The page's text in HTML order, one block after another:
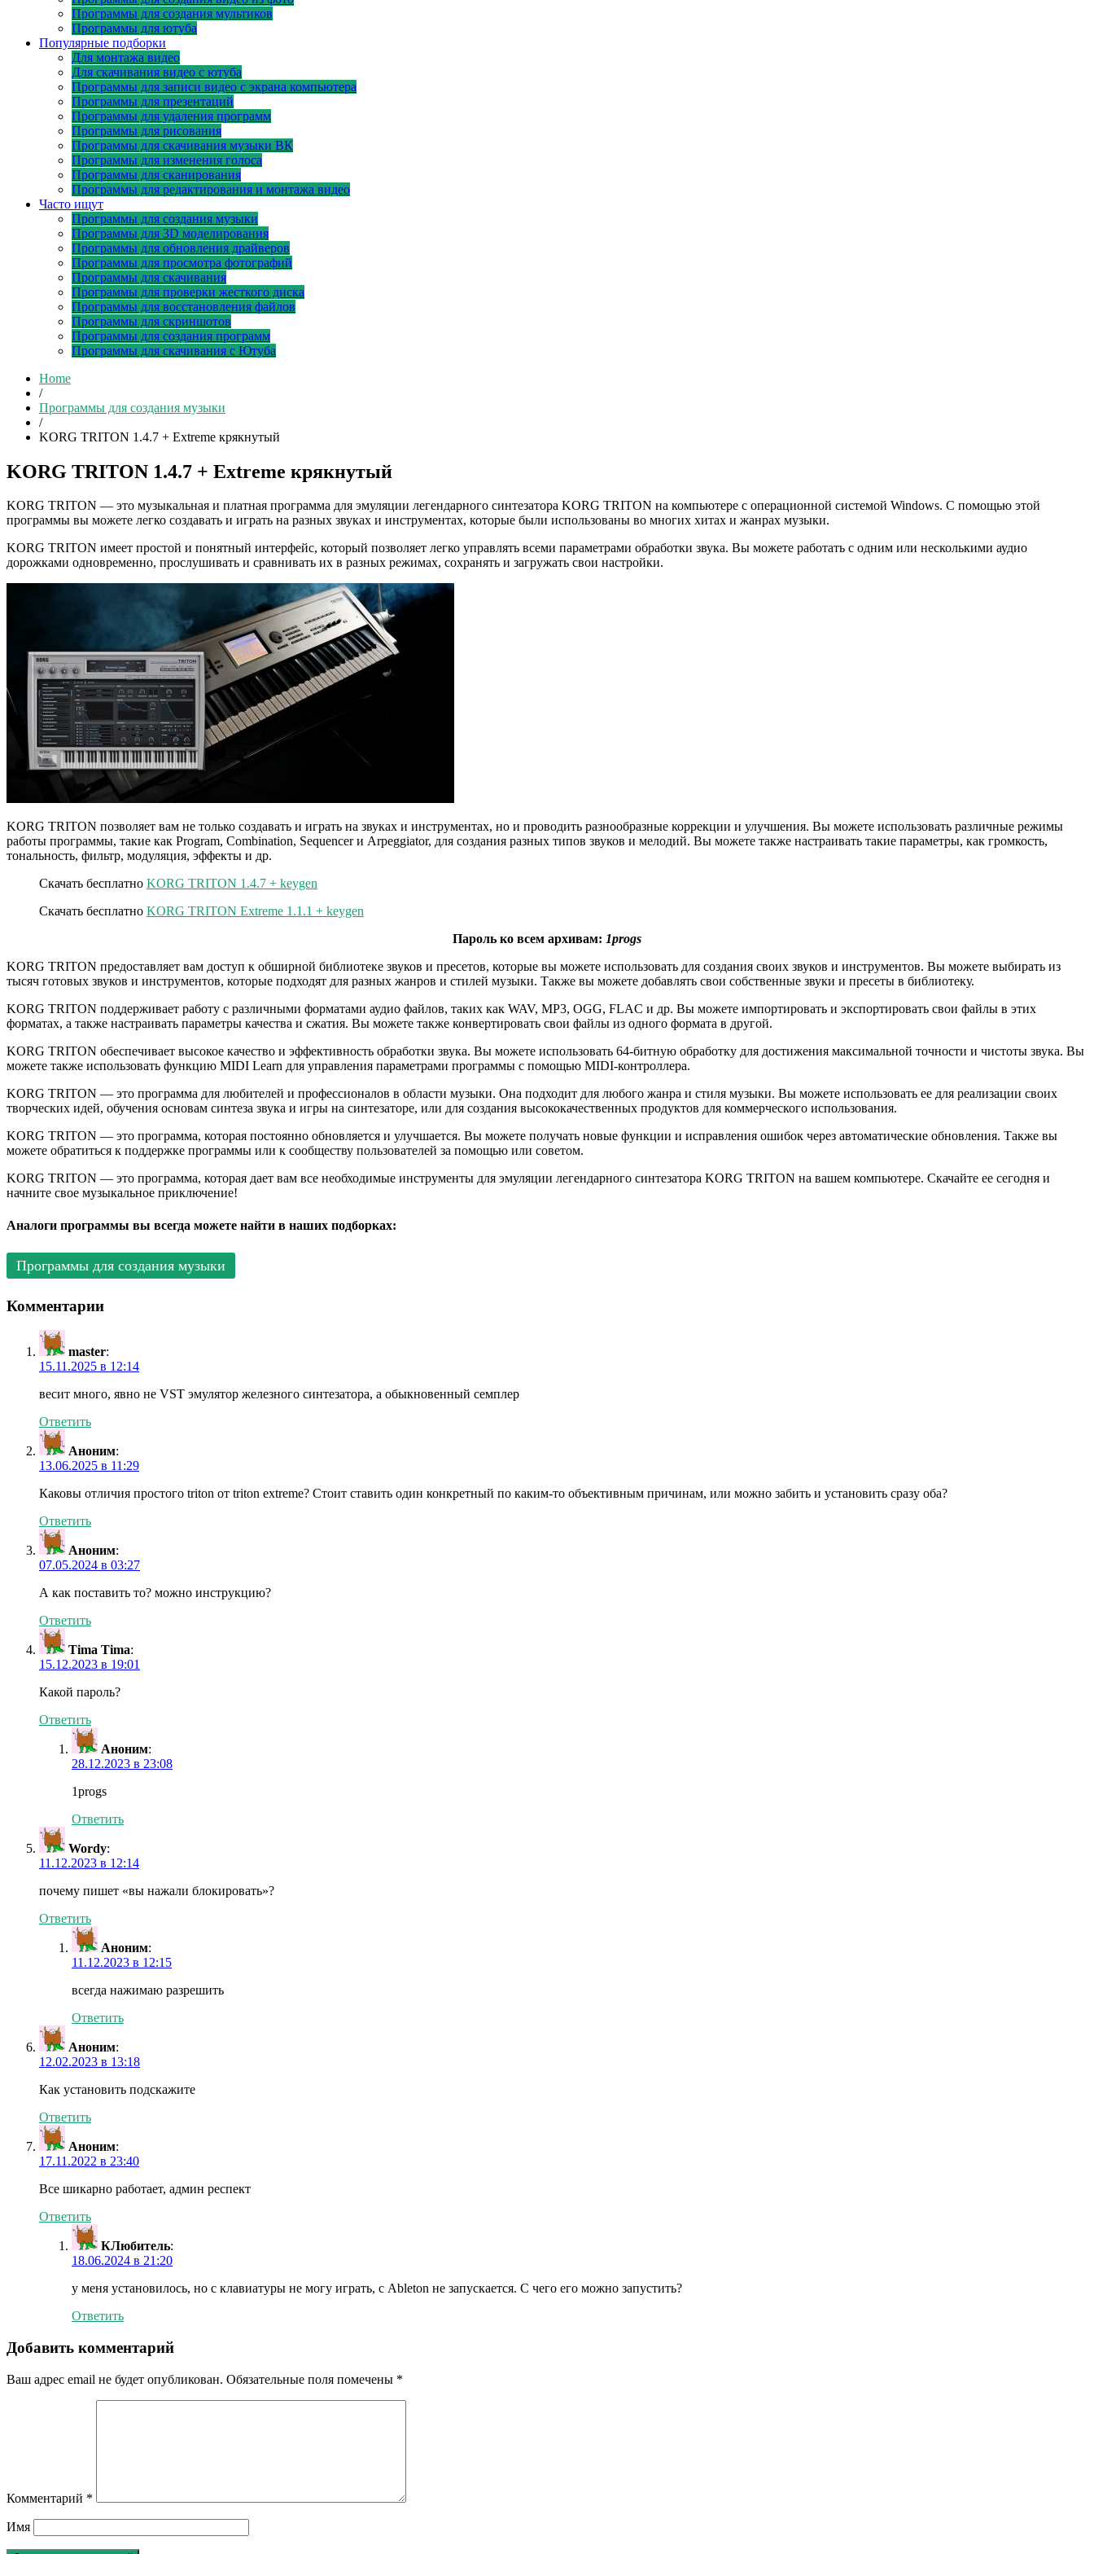
Программы для создания мультиков
Программы для ютуба
Популярные подборки
Для монтажа видео
Для скачивания видео с ютуба
Программы для записи видео с экрана компьютера
Программы для презентаций
Программы для удаления программ
Программы для рисования
Программы для скачивания музыки ВК
Программы для изменения голоса
Программы для сканирования
Программы для редактирования и монтажа видео
Часто ищут
Программы для создания музыки
Программы для 3D моделирования
Программы для обновления драйверов
Программы для просмотра фотографий
Программы для скачивания
Программы для проверки жесткого диска
Программы для восстановления файлов
Программы для скриншотов
Программы для создания программ
Программы для скачивания с Ютуба
Home
/
Программы для создания музыки
/
KORG TRITON 1.4.7 + Extreme крякнутый
KORG TRITON 1.4.7 + Extreme крякнутый
KORG TRITON — это музыкальная и платная программа для эмуляции легендарного синтезатора KORG TRITON на компьютере с операционной системой Windows. С помощью этой
программы вы можете легко создавать и играть на разных звуках и инструментах, которые были использованы во многих хитах и жанрах музыки.
KORG TRITON имеет простой и понятный интерфейс, который позволяет легко управлять всеми параметрами обработки звука. Вы можете работать с одним или несколькими аудио
дорожками одновременно, прослушивать и сравнивать их в разных режимах, сохранять и загружать свои настройки.
KORG TRITON позволяет вам не только создавать и играть на звуках и инструментах, но и проводить разнообразные коррекции и улучшения. Вы можете использовать различные режимы
работы программы, такие как Program, Combination, Sequencer и Arpeggiator, для создания разных типов звуков и мелодий. Вы можете также настраивать такие параметры, как громкость,
тональность, фильтр, модуляция, эффекты и др.
Скачать бесплатно KORG TRITON 1.4.7 + keygen
Скачать бесплатно KORG TRITON Extreme 1.1.1 + keygen
Пароль ко всем архивам: 1progs
KORG TRITON предоставляет вам доступ к обширной библиотеке звуков и пресетов, которые вы можете использовать для создания своих звуков и инструментов. Вы можете выбирать из
тысяч готовых звуков и инструментов, которые подходят для разных жанров и стилей музыки. Также вы можете добавлять свои собственные звуки и пресеты в библиотеку.
KORG TRITON поддерживает работу с различными форматами аудио файлов, таких как WAV, MP3, OGG, FLAC и др. Вы можете импортировать и экспортировать свои файлы в этих
форматах, а также настраивать параметры качества и сжатия. Вы можете также конвертировать свои файлы из одного формата в другой.
KORG TRITON обеспечивает высокое качество и эффективность обработки звука. Вы можете использовать 64-битную обработку для достижения максимальной точности и чистоты звука. Вы
можете также использовать функцию MIDI Learn для управления параметрами программы с помощью MIDI-контроллера.
KORG TRITON — это программа для любителей и профессионалов в области музыки. Она подходит для любого жанра и стиля музыки. Вы можете использовать ее для реализации своих
творческих идей, обучения основам синтеза звука и игры на синтезаторе, или для создания высококачественных продуктов для коммерческого использования.
KORG TRITON — это программа, которая постоянно обновляется и улучшается. Вы можете получать новые функции и исправления ошибок через автоматические обновления. Также вы
можете обратиться к поддержке программы или к сообществу пользователей за помощью или советом.
KORG TRITON — это программа, которая дает вам все необходимые инструменты для эмуляции легендарного синтезатора KORG TRITON на вашем компьютере. Скачайте ее сегодня и
начните свое музыкальное приключение!
Аналоги программы вы всегда можете найти в наших подборках:
Программы для создания музыки
Комментарии
master:
15.11.2025 в 12:14
весит много, явно не VST эмулятор железного синтезатора, а обыкновенный семплер
Ответить
Аноним:
13.06.2025 в 11:29
Каковы отличия простого triton от triton extreme? Стоит ставить один конкретный по каким-то объективным причинам, или можно забить и установить сразу оба?
Ответить
Аноним:
07.05.2024 в 03:27
А как поставить то? можно инструкцию?
Ответить
Tima Tima:
15.12.2023 в 19:01
Какой пароль?
Ответить
Аноним:
28.12.2023 в 23:08
1progs
Ответить
Wordy:
11.12.2023 в 12:14
почему пишет «вы нажали блокировать»?
Ответить
Аноним:
11.12.2023 в 12:15
всегда нажимаю разрешить
Ответить
Аноним:
12.02.2023 в 13:18
Как установить подскажите
Ответить
Аноним:
17.11.2022 в 23:40
Все шикарно работает, админ респект
Ответить
КЛюбитель:
18.06.2024 в 21:20
у меня установилось, но с клавиатуры не могу играть, с Ableton не запускается. С чего его можно запустить?
Ответить
Добавить комментарий
Ваш адрес email не будет опубликован. Обязательные поля помечены *
Комментарий *
Имя